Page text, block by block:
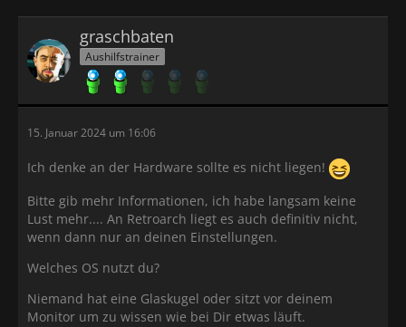
graschbaten
Aushilfstrainer
15. Januar 2024 um 16:06
Ich denke an der Hardware sollte es nicht liegen!
Bitte gib mehr Informationen, ich habe langsam keine
Lust mehr.... An Retroarch liegt es auch definitiv nicht,
wenn dann nur an deinen Einstellungen.
Welches OS nutzt du?
Niemand hat eine Glaskugel oder sitzt vor deinem
Monitor um zu wissen wie bei Dir etwas läuft.